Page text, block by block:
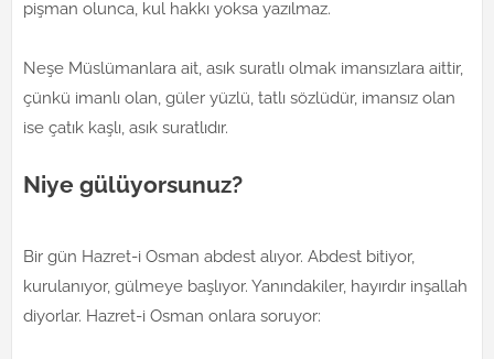
pişman olunca, kul hakkı yoksa yazılmaz.
Neşe Müslümanlara ait, asık suratlı olmak imansızlara aittir,
çünkü imanlı olan, güler yüzlü, tatlı sözlüdür, imansız olan
ise çatık kaşlı, asık suratlıdır.
Niye gülüyorsunuz?
Bir gün Hazret-i Osman abdest alıyor. Abdest bitiyor,
kurulanıyor, gülmeye başlıyor. Yanındakiler, hayırdır inşallah
diyorlar. Hazret-i Osman onlara soruyor: